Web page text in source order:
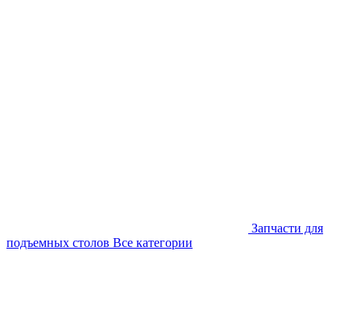
Запчасти для
подъемных столов Все категории